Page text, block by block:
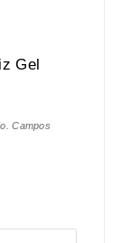
Gel
Campos